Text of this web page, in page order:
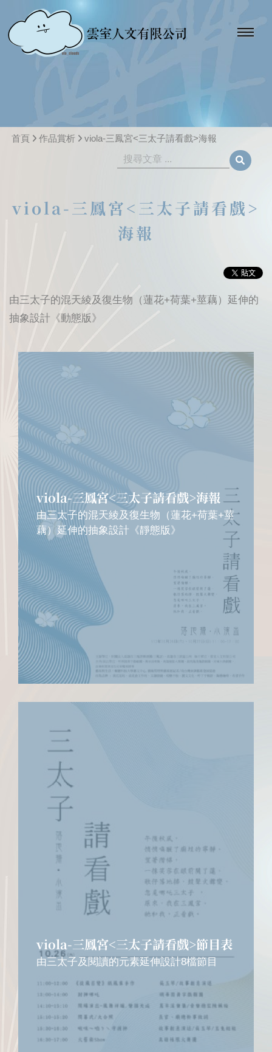
首頁 作品賞析 viola-三鳳宮<三太子請看戲>海報
viola-三鳳宮<三太子請看戲>
海報
由三太子的混天綾及復生物（蓮花+荷葉+莖藕）延伸的
抽象設計《動態版》
viola-三鳳宮<三太子請看戲>海報
由三太子的混天綾及復生物（蓮花+荷葉+莖
藕）延伸的抽象設計《靜態版》
viola-三鳳宮<三太子請看戲>節目表
由三太子及閱讀的元素延伸設計8檔節目